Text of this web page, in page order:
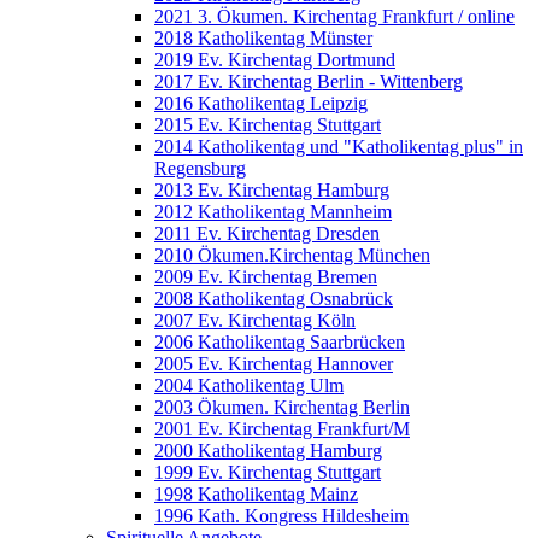
2021 3. Ökumen. Kirchentag Frankfurt / online
2018 Katholikentag Münster
2019 Ev. Kirchentag Dortmund
2017 Ev. Kirchentag Berlin - Wittenberg
2016 Katholikentag Leipzig
2015 Ev. Kirchentag Stuttgart
2014 Katholikentag und "Katholikentag plus" in
Regensburg
2013 Ev. Kirchentag Hamburg
2012 Katholikentag Mannheim
2011 Ev. Kirchentag Dresden
2010 Ökumen.Kirchentag München
2009 Ev. Kirchentag Bremen
2008 Katholikentag Osnabrück
2007 Ev. Kirchentag Köln
2006 Katholikentag Saarbrücken
2005 Ev. Kirchentag Hannover
2004 Katholikentag Ulm
2003 Ökumen. Kirchentag Berlin
2001 Ev. Kirchentag Frankfurt/M
2000 Katholikentag Hamburg
1999 Ev. Kirchentag Stuttgart
1998 Katholikentag Mainz
1996 Kath. Kongress Hildesheim